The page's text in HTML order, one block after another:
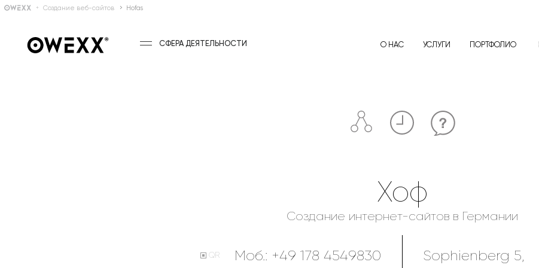
Создание веб-сайтов Hofas
СФЕРА ДЕЯТЕЛЬНОСТИ О НАС УСЛУГИ ПОРТФОЛИО
Хоф
Создание интернет-сайтов в Германии
QR Моб.: +49 178 4549830
Sophienberg 5,